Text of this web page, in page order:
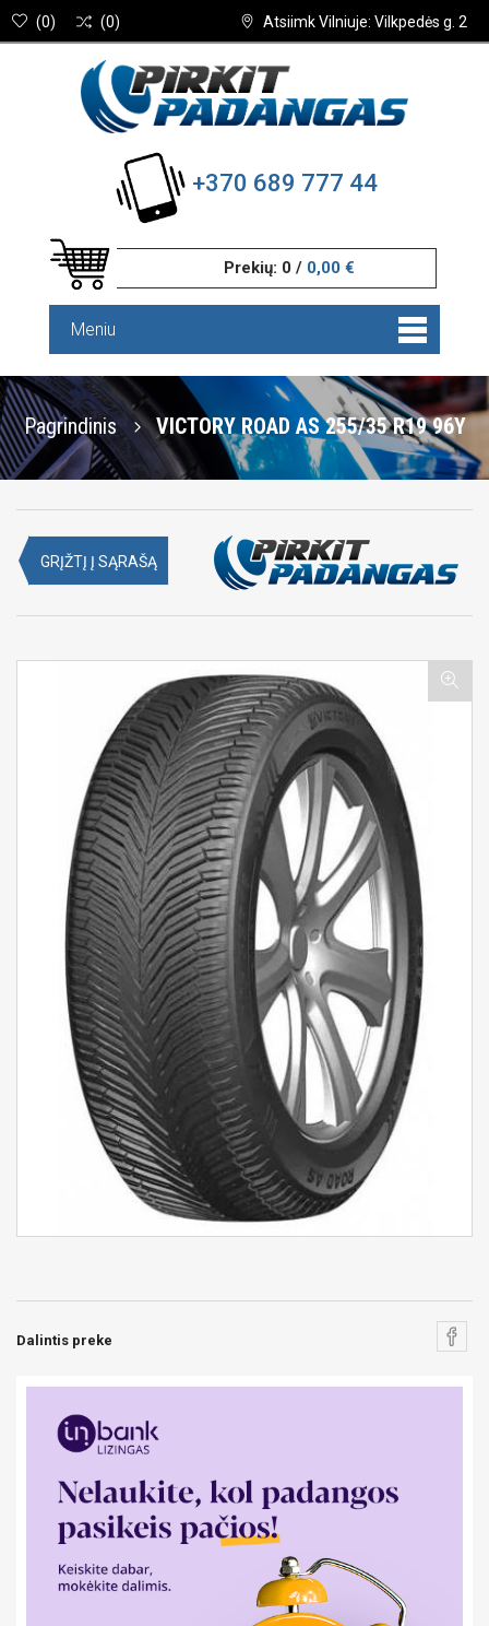
Atsiimk Vilniuje: Vilkpedės g. 2
(0) (0)
+370 689 777 44
Prekių: 0 / 0,00 €
Meniu
Pagrindinis VICTORY ROAD AS 255/35 R19 96Y
GRĮŽTĮ Į SĄRAŠĄ
Dalintis preke